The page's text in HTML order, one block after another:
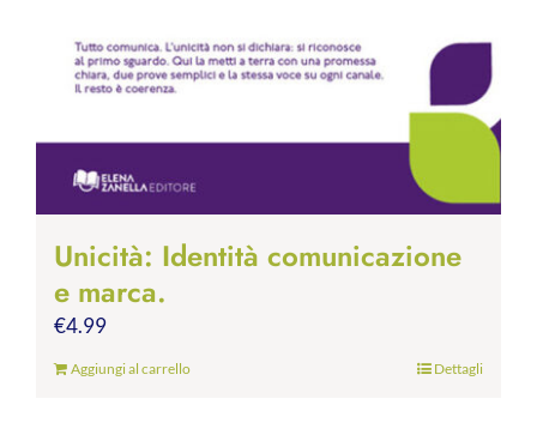
Unicità: Identità comunicazione
e marca.
€4.99
Aggiungi al carrello Dettagli